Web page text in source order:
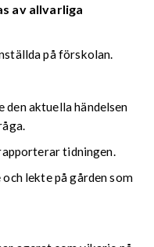
av allvarliga
på förskolan.
aktuella händelsen
tidningen.
lekte på gården som